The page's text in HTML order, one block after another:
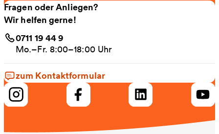
Fragen oder Anliegen?
Wir helfen gerne!
0711 19 44 9
Mo.–Fr. 8:00–18:00 Uhr
zum Kontaktformular